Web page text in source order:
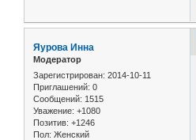
Яурова Инна
Модератор
Зарегистрирован: 2014-10-11
Приглашений: 0
Сообщений: 1515
Уважение: +1080
Позитив: +1246
Пол: Женский